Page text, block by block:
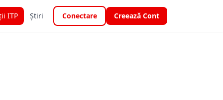
ITP Știri Conectare Creează Cont